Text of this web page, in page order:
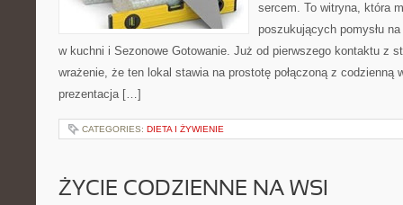
sercem. To witryna, która
poszukujących pomysłu
w kuchni i Sezonowe Gotowanie. Już od pierwszego kontaktu z
wrażenie, że ten lokal stawia na prostotę połączoną z codzienną
prezentacja […]
CATEGORIES: DIETA I ŻYWIENIE
ŻYCIE CODZIENNE NA WSI